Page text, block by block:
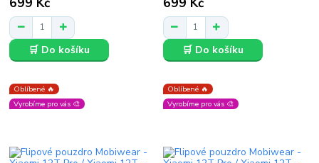
🛒 Do košíku 🛒 Do košíku
Oblíbené 🔥
Vyrobíme pro vás 🎨
Oblíbené 🔥
Vyrobíme pro vás 🎨